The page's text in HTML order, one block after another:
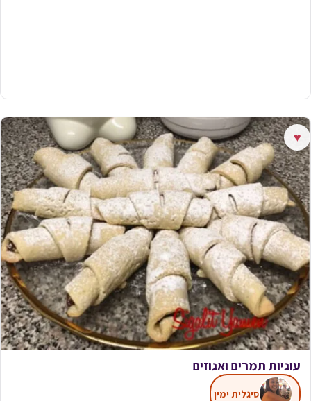
♥
עוגיות תמרים ואגוזים
סיגלית ימין